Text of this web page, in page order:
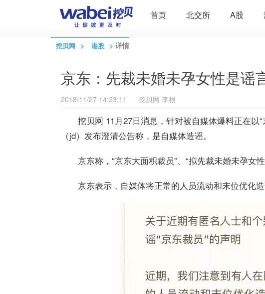
首页 北交所 A股
挖贝网 > 港股 > 详情
京东：先裁未婚未孕女性是谣
2018/11/27 14:23:11 挖贝网 李根
挖贝网 11月27日消息，针对被自媒体爆料正在以
（jd）发布澄清公告称，是自媒体造谣。
京东称，“京东大面积裁员”、“拟先裁未婚未孕女
京东表示，自媒体将正常的人员流动和末位优化造